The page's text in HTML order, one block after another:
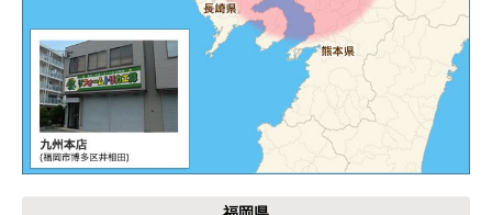
akagenoane
欲しい商品をスムーズに注文できましたか？